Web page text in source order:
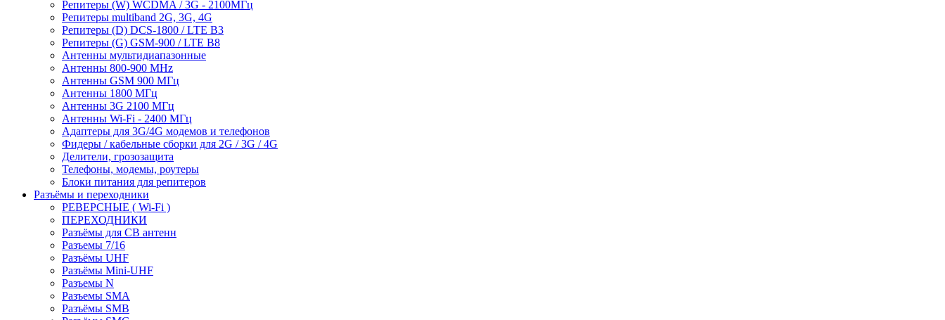
Репитеры (W) WCDMA / 3G - 2100МГц
Репитеры multiband 2G, 3G, 4G
Репитеры (D) DCS-1800 / LTE B3
Репитеры (G) GSM-900 / LTE B8
Антенны мультидиапазонные
Антенны 800-900 MHz
Антенны GSM 900 МГц
Антенны 1800 МГц
Антенны 3G 2100 МГц
Антенны Wi-Fi - 2400 МГц
Адаптеры для 3G/4G модемов и телефонов
Фидеры / кабельные сборки для 2G / 3G / 4G
Делители, грозозащита
Телефоны, модемы, роутеры
Блоки питания для репитеров
Разъёмы и переходники
РЕВЕРСНЫЕ ( Wi-Fi )
ПЕРЕХОДНИКИ
Разъёмы для CB антенн
Разъемы 7/16
Разъёмы UHF
Разъёмы Mini-UHF
Разъемы N
Разъемы SMA
Разъёмы SMB